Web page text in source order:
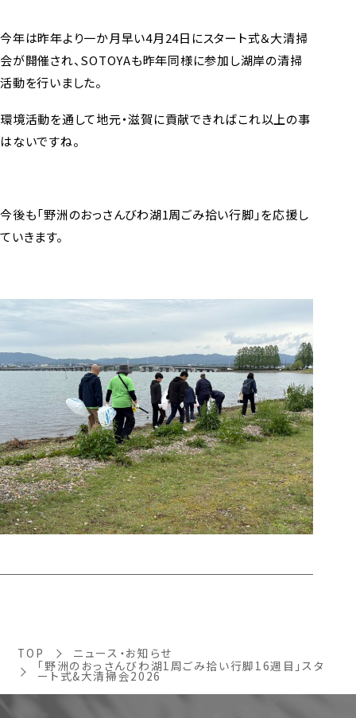
今年は昨年より一か月早い4月24日にスタート式＆大清掃
会が開催され、SOTOYAも昨年同様に参加し湖岸の清掃
活動を行いました。
環境活動を通して地元・滋賀に貢献できればこれ以上の事
はないですね。
今後も「野洲のおっさんびわ湖1周ごみ拾い行脚」を応援し
ていきます。
TOP
ニュース・お知らせ
「野洲のおっさんびわ湖1周ごみ拾い行脚16週目」スタ
ート式&大清掃会2026